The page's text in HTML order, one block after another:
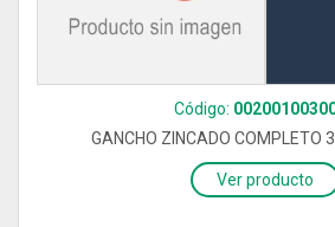
Código:
GANCHO ZINCADO COMPLETO
Ver producto